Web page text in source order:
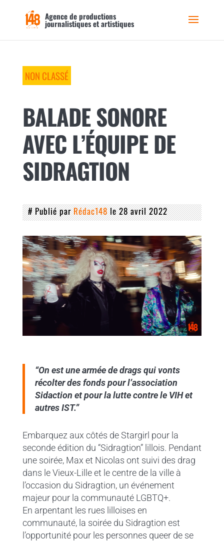
Agence de productions
journalistiques et artistiques
NON CLASSÉ
BALADE SONORE
AVEC L’ÉQUIPE DE
SIDRAGTION
# Publié parRédac148le 28 avril 2022
“On est une armée de drags qui vonts
récolter des fonds pour l’association
Sidaction et pour la lutte contre le VIH et
autres IST.”
Embarquez aux côtés de Stargirl pour la
seconde édition du “Sidragtion” lillois. Pendant
une soirée, Max et Nicolas ont suivi des drag
dans le Vieux-Lille et le centre de la ville à
l’occasion du Sidragtion, un événement
majeur pour la communauté LGBTQ+.
En arpentant les rues lilloises en
communauté, la soirée du Sidragtion est
l’opportunité pour les personnes queer de se